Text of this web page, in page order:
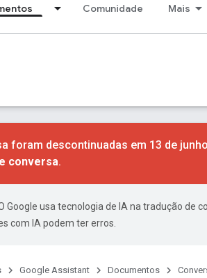
Comunidade Mais
foram descontinuadas em 13 de
conversa.
Google usa tecnologia de IA na tradução de
com IA podem ter erros.
Google Assistant Documentos